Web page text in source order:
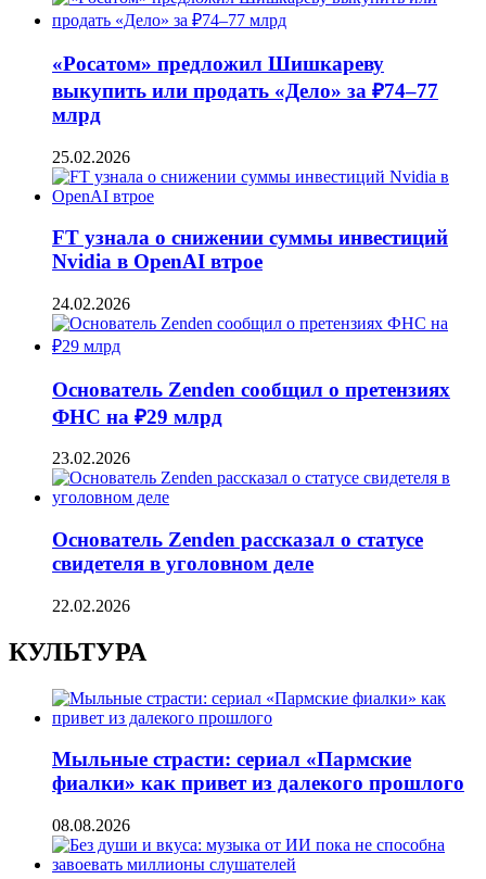
«Росатом» предложил Шишкареву
выкупить или продать «Дело» за ₽74–77
млрд
25.02.2026
FT узнала о снижении суммы инвестиций
Nvidia в OpenAI втрое
24.02.2026
Основатель Zenden сообщил о претензиях
ФНС на ₽29 млрд
23.02.2026
Основатель Zenden рассказал о статусе
свидетеля в уголовном деле
22.02.2026
КУЛЬТУРА
Мыльные страсти: сериал «Пармские
фиалки» как привет из далекого прошлого
08.08.2026